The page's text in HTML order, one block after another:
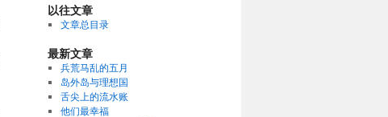
以往文章
文章总目录
最新文章
兵荒马乱的五月
岛外岛与理想国
舌尖上的流水账
他们最幸福